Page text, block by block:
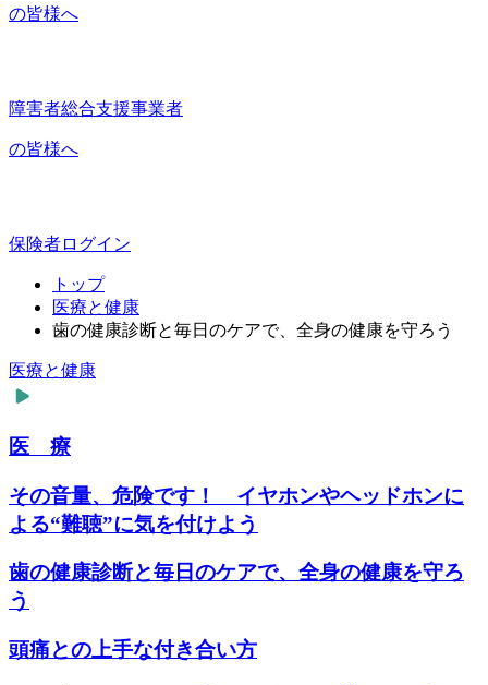
の皆様へ
障害者総合支援事業者
の皆様へ
保険者ログイン
トップ
医療と健康
歯の健康診断と毎日のケアで、全身の健康を守ろう
医療と健康
医 療
その音量、危険です！ イヤホンやヘッドホンに
よる“難聴”に気を付けよう
歯の健康診断と毎日のケアで、全身の健康を守ろ
う
頭痛との上手な付き合い方